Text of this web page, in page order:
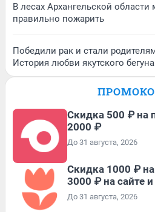
В лесах Архангельской области
правильно пожарить
Победили рак и стали
История любви якутского
Скидка 500 ₽ на
2000 ₽
До 31 августа, 2026
Скидка 1000 ₽
3000 ₽ на сайте
До 31 августа, 2026